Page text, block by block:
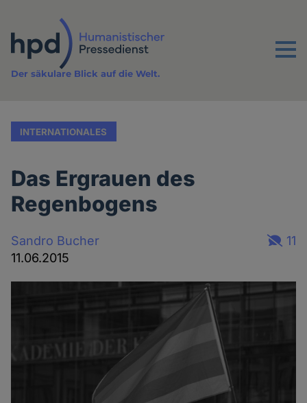
Inhalt
Menu
Der säkulare Blick auf die Welt.
INTERNATIONALES
Das Ergrauen des
Regenbogens
Sandro Bucher
11.06.2015
11